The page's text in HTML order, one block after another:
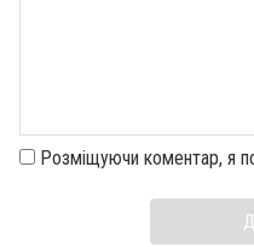
Розміщуючи коментар, я